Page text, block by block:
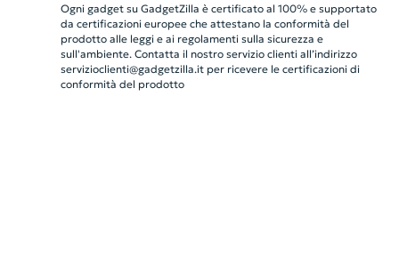
Ogni gadget su GadgetZilla è certificato al 100% e supportato
da certificazioni europee che attestano la conformità del
prodotto alle leggi e ai regolamenti sulla sicurezza e
sull'ambiente. Contatta il nostro servizio clienti all’indirizzo
servizioclienti@gadgetzilla.itper ricevere le certificazioni di
conformità del prodotto